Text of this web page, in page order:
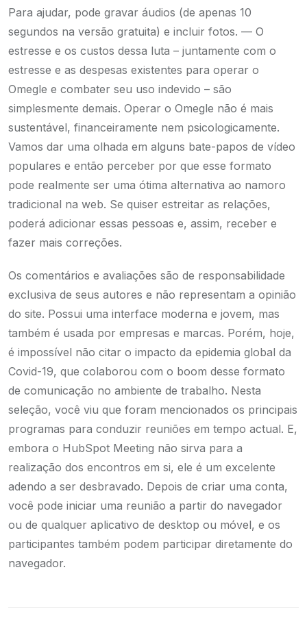
Para ajudar, pode gravar áudios (de apenas 10
segundos na versão gratuita) e incluir fotos. — O
estresse e os custos dessa luta – juntamente com o
estresse e as despesas existentes para operar o
Omegle e combater seu uso indevido – são
simplesmente demais. Operar o Omegle não é mais
sustentável, financeiramente nem psicologicamente.
Vamos dar uma olhada em alguns bate-papos de vídeo
populares e então perceber por que esse formato
pode realmente ser uma ótima alternativa ao namoro
tradicional na web. Se quiser estreitar as relações,
poderá adicionar essas pessoas e, assim, receber e
fazer mais correções.
Os comentários e avaliações são de responsabilidade
exclusiva de seus autores e não representam a opinião
do site. Possui uma interface moderna e jovem, mas
também é usada por empresas e marcas. Porém, hoje,
é impossível não citar o impacto da epidemia global da
Covid-19, que colaborou com o boom desse formato
de comunicação no ambiente de trabalho. Nesta
seleção, você viu que foram mencionados os principais
programas para conduzir reuniões em tempo actual. E,
embora o HubSpot Meeting não sirva para a
realização dos encontros em si, ele é um excelente
adendo a ser desbravado. Depois de criar uma conta,
você pode iniciar uma reunião a partir do navegador
ou de qualquer aplicativo de desktop ou móvel, e os
participantes também podem participar diretamente do
navegador.